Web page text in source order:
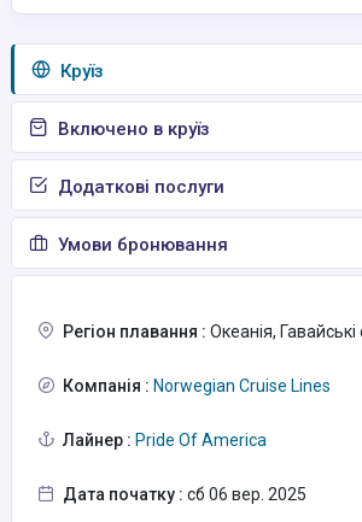
Круїз
Включено в круїз
Додаткові послуги
Умови бронювання
Регіон плавання : Океанія,
Компанія : Norwegian Cruise Lines
Лайнер : Pride Of America
Дата початку : сб 06 вер. 2025